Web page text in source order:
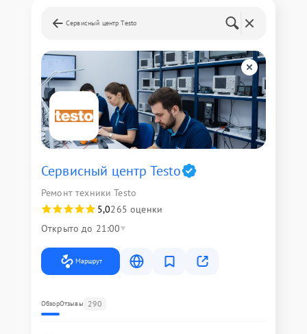
Сервисный центр Testo
Сервисный центр Testo
Ремонт техники Testo
5,0265 оценки
Открыто до 21:00
Маршрут
ОбзорОтзывы 290